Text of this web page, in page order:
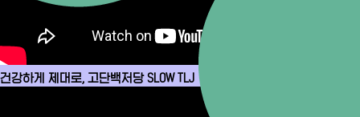
건강하게 제대로, 고단백저당 SLOW TLJ